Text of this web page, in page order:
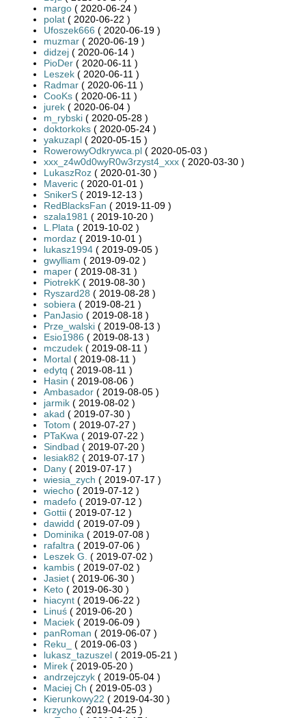
margo ( 2020-06-24 )
polat ( 2020-06-22 )
Ufoszek666 ( 2020-06-19 )
muzmar ( 2020-06-19 )
didzej ( 2020-06-14 )
PioDer ( 2020-06-11 )
Leszek ( 2020-06-11 )
Radmar ( 2020-06-11 )
CooKs ( 2020-06-11 )
jurek ( 2020-06-04 )
m_rybski ( 2020-05-28 )
doktorkoks ( 2020-05-24 )
yakuzapl ( 2020-05-15 )
RowerowyOdkrywca.pl ( 2020-05-03 )
xxx_z4w0d0wyR0w3rzyst4_xxx ( 2020-03-30 )
LukaszRoz ( 2020-01-30 )
Maveric ( 2020-01-01 )
SnikerS ( 2019-12-13 )
RedBlacksFan ( 2019-11-09 )
szala1981 ( 2019-10-20 )
L.Plata ( 2019-10-02 )
mordaz ( 2019-10-01 )
lukasz1994 ( 2019-09-05 )
gwylliam ( 2019-09-02 )
maper ( 2019-08-31 )
PiotrekK ( 2019-08-30 )
Ryszard28 ( 2019-08-28 )
sobiera ( 2019-08-21 )
PanJasio ( 2019-08-18 )
Prze_walski ( 2019-08-13 )
Esio1986 ( 2019-08-13 )
mczudek ( 2019-08-11 )
Mortal ( 2019-08-11 )
edytq ( 2019-08-11 )
Hasin ( 2019-08-06 )
Ambasador ( 2019-08-05 )
jarmik ( 2019-08-02 )
akad ( 2019-07-30 )
Totom ( 2019-07-27 )
PTaKwa ( 2019-07-22 )
Sindbad ( 2019-07-20 )
lesiak82 ( 2019-07-17 )
Dany ( 2019-07-17 )
wiesia_zych ( 2019-07-17 )
wiecho ( 2019-07-12 )
madefo ( 2019-07-12 )
Gottii ( 2019-07-12 )
dawidd ( 2019-07-09 )
Dominika ( 2019-07-08 )
rafaltra ( 2019-07-06 )
Leszek G. ( 2019-07-02 )
kambis ( 2019-07-02 )
Jasiet ( 2019-06-30 )
Keto ( 2019-06-30 )
hiacynt ( 2019-06-22 )
Linuś ( 2019-06-20 )
Maciek ( 2019-06-09 )
panRoman ( 2019-06-07 )
Reku_
( 2019-06-03 )
lukasz_tazuszel ( 2019-05-21 )
Mirek ( 2019-05-20 )
andrzejczyk ( 2019-05-04 )
Maciej Ch ( 2019-05-03 )
Kierunkowy22 ( 2019-04-30 )
krzycho ( 2019-04-25 )